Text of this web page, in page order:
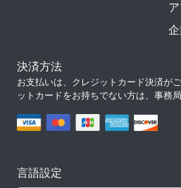
決済方法
お支払いは、クレジットカード決済が
ットカードをお持ちでない方は、事務
言語設定